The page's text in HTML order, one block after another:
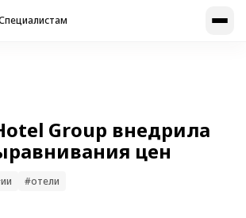
Group внедрила
цен
#отели